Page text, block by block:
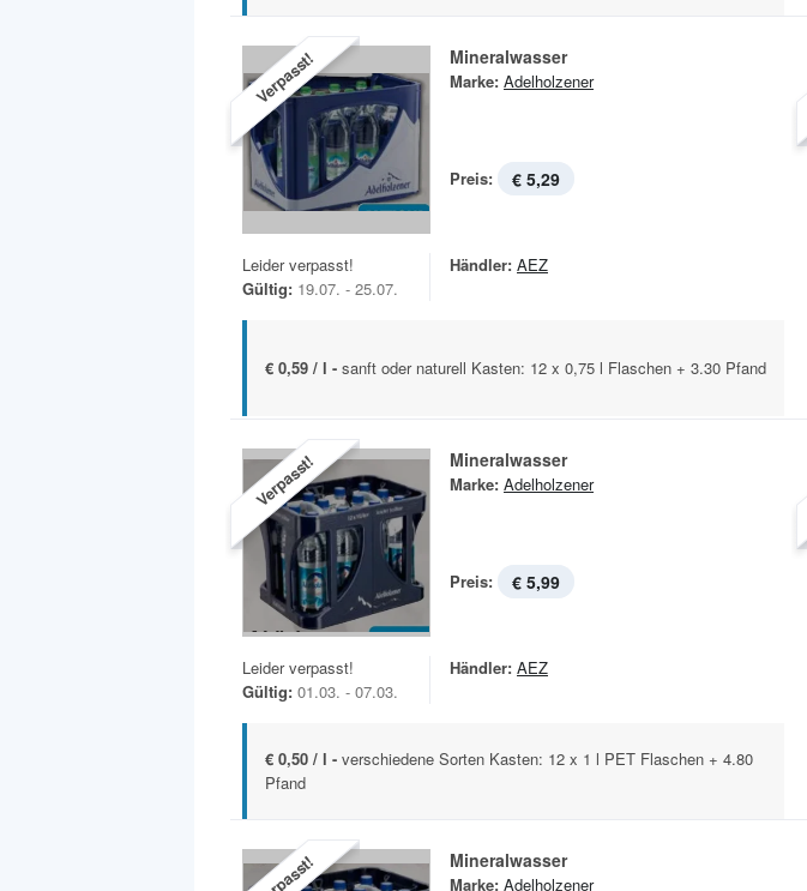
Verpasst! Mineralwasser
Marke: Adelholzener
Preis: € 5,29
Leider verpasst!
Gültig: 19.07. - 25.07.
Händler: AEZ
€ 0,59 / l - sanft oder naturell Kasten: 12 x 0,75 l Flaschen + 3.30 Pfand
Verpasst! Mineralwasser
Marke: Adelholzener
Preis: € 5,99
Leider verpasst!
Gültig: 01.03. - 07.03.
Händler: AEZ
€ 0,50 / l - verschiedene Sorten Kasten: 12 x 1 l PET Flaschen + 4.80
Pfand
Mineralwasser
Marke: Adelholzener